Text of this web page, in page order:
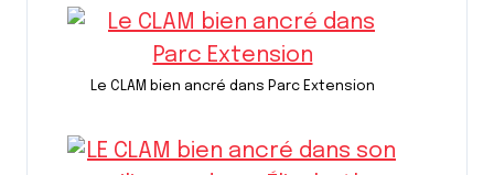
Le CLAM bien ancré dans Parc Extension